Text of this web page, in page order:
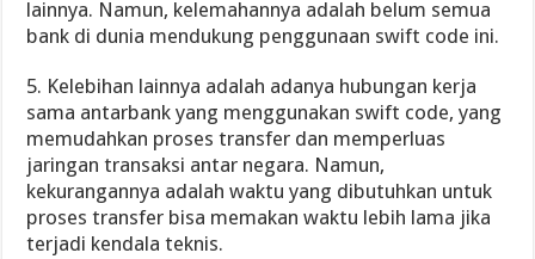
lainnya. Namun, kelemahannya adalah belum semua
bank di dunia mendukung penggunaan swift code ini.
5. Kelebihan lainnya adalah adanya hubungan kerja
sama antarbank yang menggunakan swift code, yang
memudahkan proses transfer dan memperluas
jaringan transaksi antar negara. Namun,
kekurangannya adalah waktu yang dibutuhkan untuk
proses transfer bisa memakan waktu lebih lama jika
terjadi kendala teknis.